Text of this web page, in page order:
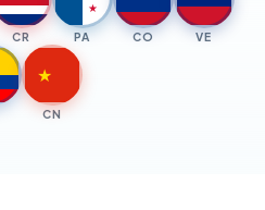
CR
★
PA CO VE
★
CN